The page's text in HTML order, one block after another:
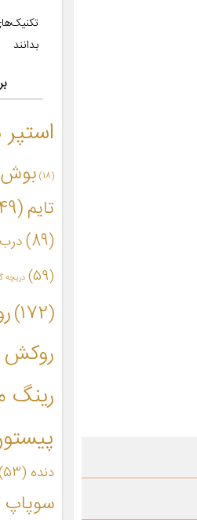
بدانند
(18) بوش
تایم(149)
(89)
(59)
دریچه
(172)
روکش
رینگ
دنده (53)
سوپاپ